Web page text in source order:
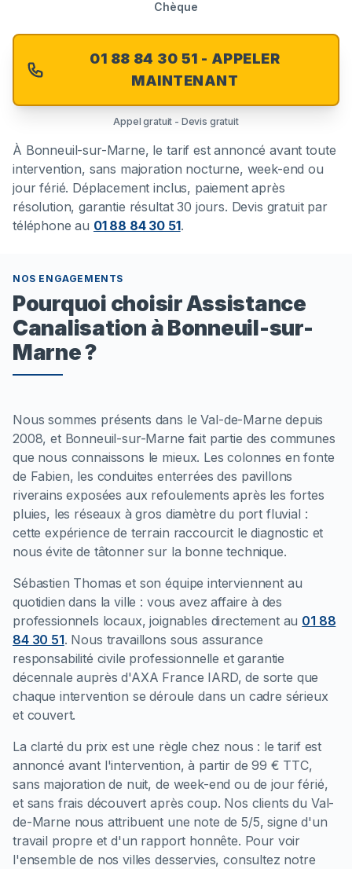
Chèque
01 88 84 30 51 - APPELER
MAINTENANT
Appel gratuit - Devis gratuit
À Bonneuil-sur-Marne, le tarif est annoncé avant toute
intervention, sans majoration nocturne, week-end ou
jour férié. Déplacement inclus, paiement après
résolution, garantie résultat 30 jours. Devis gratuit par
téléphone au 01 88 84 30 51.
NOS ENGAGEMENTS
Pourquoi choisir Assistance
Canalisation à Bonneuil-sur-
Marne ?
Nous sommes présents dans le Val-de-Marne depuis
2008, et Bonneuil-sur-Marne fait partie des communes
que nous connaissons le mieux. Les colonnes en fonte
de Fabien, les conduites enterrées des pavillons
riverains exposées aux refoulements après les fortes
pluies, les réseaux à gros diamètre du port fluvial :
cette expérience de terrain raccourcit le diagnostic et
nous évite de tâtonner sur la bonne technique.
Sébastien Thomas et son équipe interviennent au
quotidien dans la ville : vous avez affaire à des
professionnels locaux, joignables directement au 01 88
84 30 51. Nous travaillons sous assurance
responsabilité civile professionnelle et garantie
décennale auprès d'AXA France IARD, de sorte que
chaque intervention se déroule dans un cadre sérieux
et couvert.
La clarté du prix est une règle chez nous : le tarif est
annoncé avant l'intervention, à partir de 99 € TTC,
sans majoration de nuit, de week-end ou de jour férié,
et sans frais découvert après coup. Nos clients du Val-
de-Marne nous attribuent une note de 5/5, signe d'un
travail propre et d'un rapport honnête. Pour voir
l'ensemble de nos villes desservies, consultez notre